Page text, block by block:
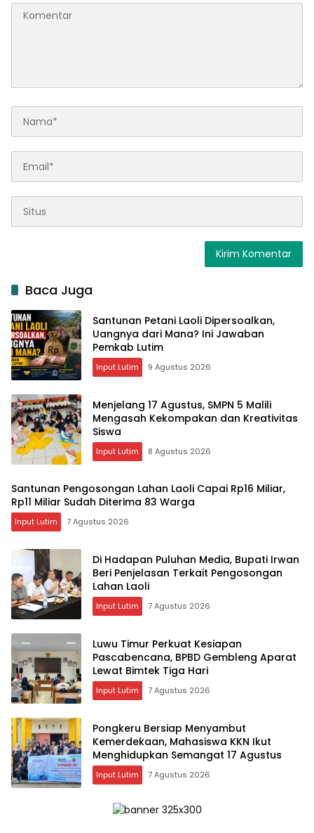
Baca Juga
Santunan Petani Laoli Dipersoalkan,
Uangnya dari Mana? Ini Jawaban
Pemkab Lutim
Input Lutim 9 Agustus 2026
Menjelang 17 Agustus, SMPN 5 Malili
Mengasah Kekompakan dan Kreativitas
Siswa
Input Lutim 8 Agustus 2026
Santunan Pengosongan Lahan Laoli Capai Rp16 Miliar,
Rp11 Miliar Sudah Diterima 83 Warga
Input Lutim 7 Agustus 2026
Di Hadapan Puluhan Media, Bupati Irwan
Beri Penjelasan Terkait Pengosongan
Lahan Laoli
Input Lutim 7 Agustus 2026
Luwu Timur Perkuat Kesiapan
Pascabencana, BPBD Gembleng Aparat
Lewat Bimtek Tiga Hari
Input Lutim 7 Agustus 2026
Pongkeru Bersiap Menyambut
Kemerdekaan, Mahasiswa KKN Ikut
Menghidupkan Semangat 17 Agustus
Input Lutim 7 Agustus 2026